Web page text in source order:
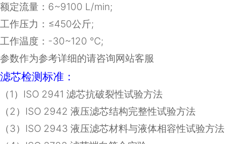
额定流量： 6~9100 L/min;
工作压力：≤450公斤;
工作温度： -30~120 ℃;
参数作为参考详细的请咨询网站客服
滤芯检测标准：
（1 ） ISO 2941 滤芯抗破裂性试验方法
（2 ） ISO 2942 液压滤芯结构完整性试验方法
（3） ISO 2943 液压滤芯材料与液体相容性试验方法